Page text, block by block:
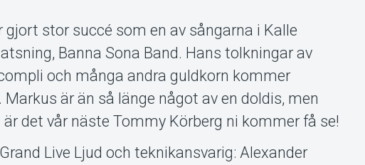
stor succé som en av sångarna i Kalle
Banna Sona Band. Hans tolkningar av
och många andra guldkorn kommer
är än så länge något av en doldis, men
det vår näste Tommy Körberg ni kommer få se!
Live Ljud och teknikansvarig: Alexander